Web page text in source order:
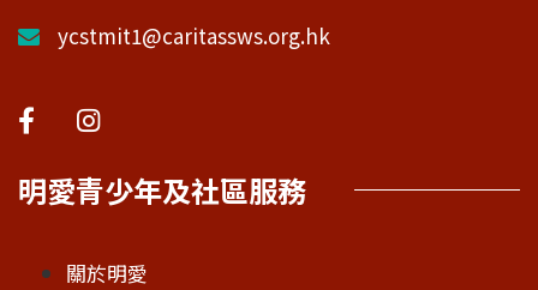
ycstmit1@caritassws.org.hk
明愛青少年及社區服務
關於明愛